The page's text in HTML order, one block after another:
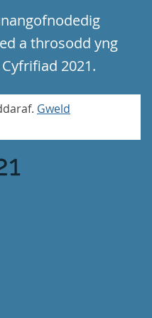
a throsodd yng
2021.
Gweld